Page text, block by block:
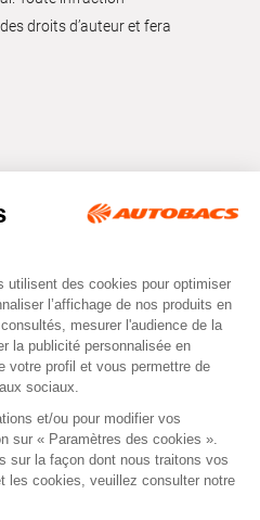
droits d’auteur et fera
© Autobacs
RGPD
Instagram